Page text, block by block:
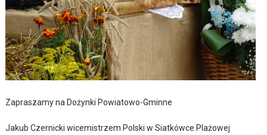
Zapraszamy na Dożynki Powiatowo-Gminne
Jakub Czernicki wicemistrzem Polski w Siatkówce Plażowej